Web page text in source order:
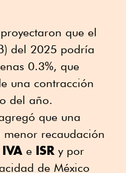
que el
del 2025 podría
0.3%, que
una contracción
del año.
que una
recaudación
IVA e ISR y por
de México